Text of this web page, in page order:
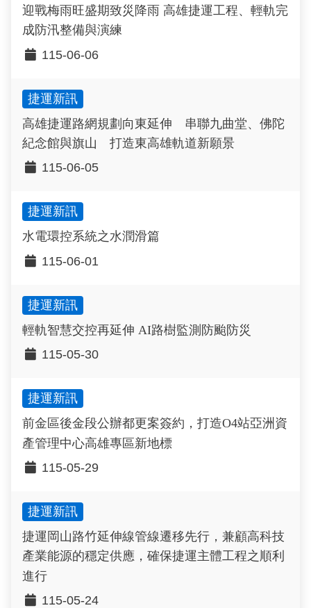
迎戰梅雨旺盛期致災降雨 高雄捷運工程、輕軌完
成防汛整備與演練
115-06-06
捷運新訊
高雄捷運路網規劃向東延伸 串聯九曲堂、佛陀
紀念館與旗山 打造東高雄軌道新願景
115-06-05
捷運新訊
水電環控系統之水潤滑篇
115-06-01
捷運新訊
輕軌智慧交控再延伸 AI路樹監測防颱防災
115-05-30
捷運新訊
前金區後金段公辦都更案簽約，打造O4站亞洲資
產管理中心高雄專區新地標
115-05-29
捷運新訊
捷運岡山路竹延伸線管線遷移先行，兼顧高科技
產業能源的穩定供應，確保捷運主體工程之順利
進行
115-05-24